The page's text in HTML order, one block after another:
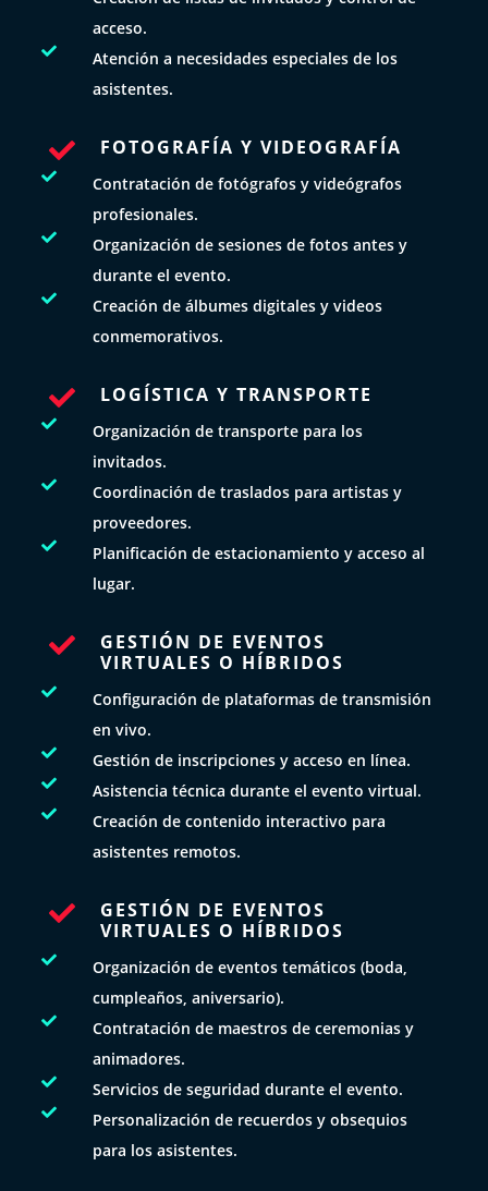
acceso.

Atención a necesidades especiales de los
asistentes.
 FOTOGRAFÍA Y VIDEOGRAFÍA

Contratación de fotógrafos y videógrafos
profesionales.

Organización de sesiones de fotos antes y
durante el evento.

Creación de álbumes digitales y videos
conmemorativos.
 LOGÍSTICA Y TRANSPORTE

Organización de transporte para los
invitados.

Coordinación de traslados para artistas y
proveedores.

Planificación de estacionamiento y acceso al
lugar.

GESTIÓN DE EVENTOS
VIRTUALES O HÍBRIDOS

Configuración de plataformas de transmisión
en vivo.
 Gestión de inscripciones y acceso en línea.
 Asistencia técnica durante el evento virtual.

Creación de contenido interactivo para
asistentes remotos.

GESTIÓN DE EVENTOS
VIRTUALES O HÍBRIDOS

Organización de eventos temáticos (boda,
cumpleaños, aniversario).

Contratación de maestros de ceremonias y
animadores.
 Servicios de seguridad durante el evento.

Personalización de recuerdos y obsequios
para los asistentes.